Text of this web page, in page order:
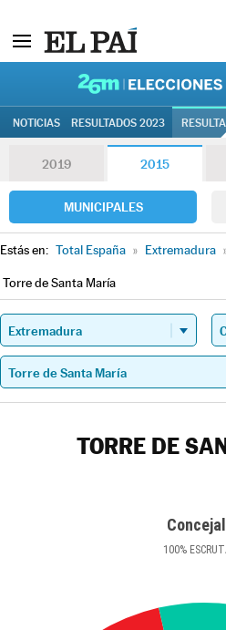
NOTICIAS RESULTADOS 2023
2019 2015
MUNICIPALES
Estás en: Total España » Extremadura
Torre de Santa María
TORRE DE
100%